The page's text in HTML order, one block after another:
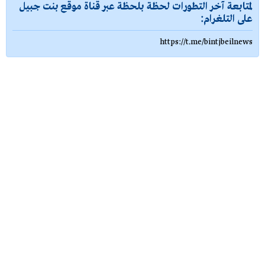
لمتابعة آخر التطورات لحظة بلحظة عبر قناة موقع بنت جبيل
على التلغرام:
https://t.me/bintjbeilnews